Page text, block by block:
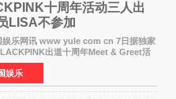
十周年活动三人出
LISA不参加
网讯 www yule com cn 7日据独家
出道十周年Meet & Greet活
秀、ROS&Eacute;、JENNIE出席，
席。 此前BLACKPINK所属社YG并
出道十周年做
娱乐